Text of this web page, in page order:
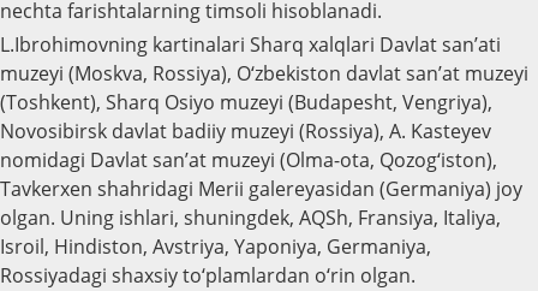
nechta farishtalarning timsoli hisoblanadi.
L.Ibrohimovning kartinalari Sharq xalqlari Davlat san’ati
muzeyi (Moskva, Rossiya), O‘zbekiston davlat san’at muzeyi
(Toshkent), Sharq Osiyо muzeyi (Budapesht, Vengriya),
Novosibirsk davlat badiiy muzeyi (Rossiya), A. Kasteyev
nomidagi Davlat san’at muzeyi (Olma-ota, Qozog‘iston),
Tavkerxen shahridagi Merii galereyasidan (Germaniya) joy
olgan. Uning ishlari, shuningdek, AQSh, Fransiya, Italiya,
Isroil, Hindiston, Avstriya, Yaponiya, Germaniya,
Rossiyadagi shaxsiy to‘plamlardan o‘rin olgan.